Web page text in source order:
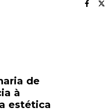
de
à
a estética